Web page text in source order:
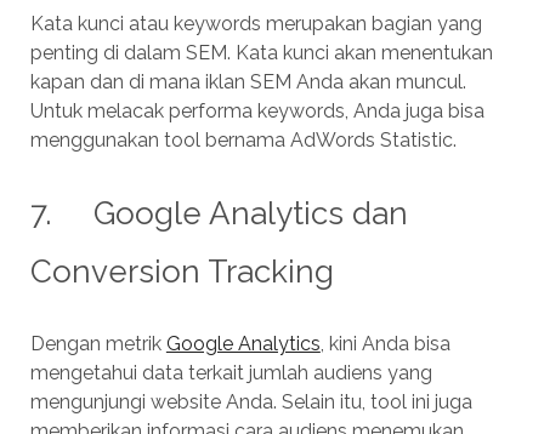
Kata kunci atau keywords merupakan bagian yang
penting di dalam SEM. Kata kunci akan menentukan
kapan dan di mana iklan SEM Anda akan muncul.
Untuk melacak performa keywords, Anda juga bisa
menggunakan tool bernama AdWords Statistic.
7. Google Analytics dan
Conversion Tracking
Dengan metrik Google Analytics, kini Anda bisa
mengetahui data terkait jumlah audiens yang
mengunjungi website Anda. Selain itu, tool ini juga